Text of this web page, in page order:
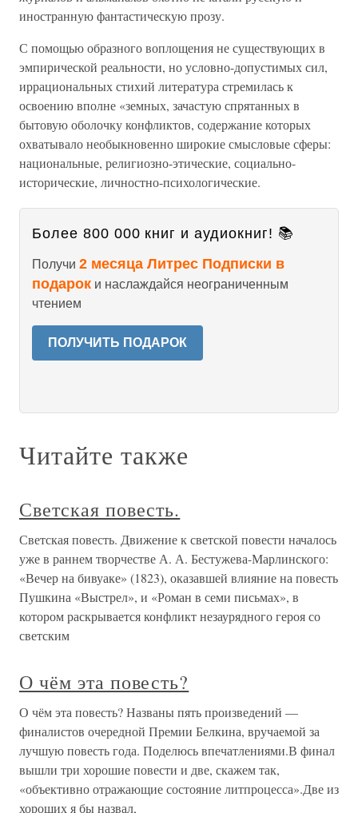
иностранную фантастическую прозу.
С помощью образного воплощения не существующих в
эмпирической реальности, но условно-допустимых сил,
иррациональных стихий литература стремилась к
освоению вполне «земных, зачастую спрятанных в
бытовую оболочку конфликтов, содержание которых
охватывало необыкновенно широкие смысловые сферы:
национальные, религиозно-этические, социально-
исторические, личностно-психологические.
Более 800 000 книг и аудиокниг! 📚
Получи 2 месяца Литрес Подписки в
подарок и наслаждайся неограниченным
чтением
ПОЛУЧИТЬ ПОДАРОК
Читайте также
Светская повесть.
Светская повесть. Движение к светской повести началось
уже в раннем творчестве А. А. Бестужева-Марлинского:
«Вечер на бивуаке» (1823), оказавшей влияние на повесть
Пушкина «Выстрел», и «Роман в семи письмах», в
котором раскрывается конфликт незаурядного героя со
светским
О чём эта повесть?
О чём эта повесть? Названы пять произведений —
финалистов очередной Премии Белкина, вручаемой за
лучшую повесть года. Поделюсь впечатлениями.В финал
вышли три хорошие повести и две, скажем так,
«объективно отражающие состояние литпроцесса».Две из
хороших я бы назвал,